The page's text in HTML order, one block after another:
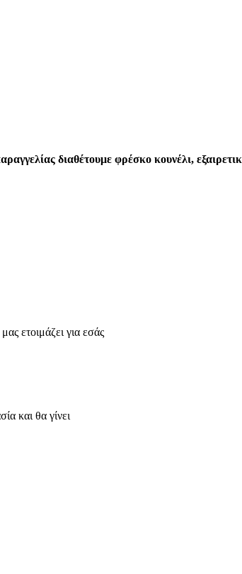
διαθέτουμε φρέσκο κουνέλι,
ετοιμάζει για εσάς
και θα γίνει